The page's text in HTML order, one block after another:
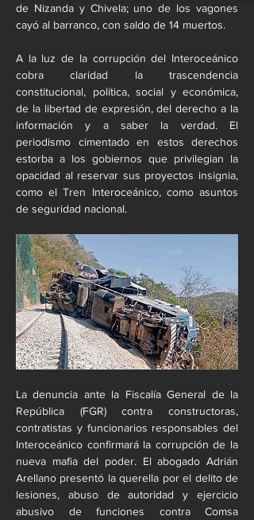
de Nizanda y Chivela; uno de los vagones
cayó al barranco, con saldo de 14 muertos.
A la luz de la corrupción del Interoceánico
cobra claridad la trascendencia
constitucional, política, social y económica,
de la libertad de expresión, del derecho a la
información y a saber la verdad. El
periodismo cimentado en estos derechos
estorba a los gobiernos que privilegian la
opacidad al reservar sus proyectos insignia,
como el Tren Interoceánico, como asuntos
de seguridad nacional.
La denuncia ante la Fiscalía General de la
República (FGR) contra constructoras,
contratistas y funcionarios responsables del
Interoceánico confirmará la corrupción de la
nueva mafia del poder. El abogado Adrián
Arellano presentó la querella por el delito de
lesiones, abuso de autoridad y ejercicio
abusivo de funciones contra Comsa